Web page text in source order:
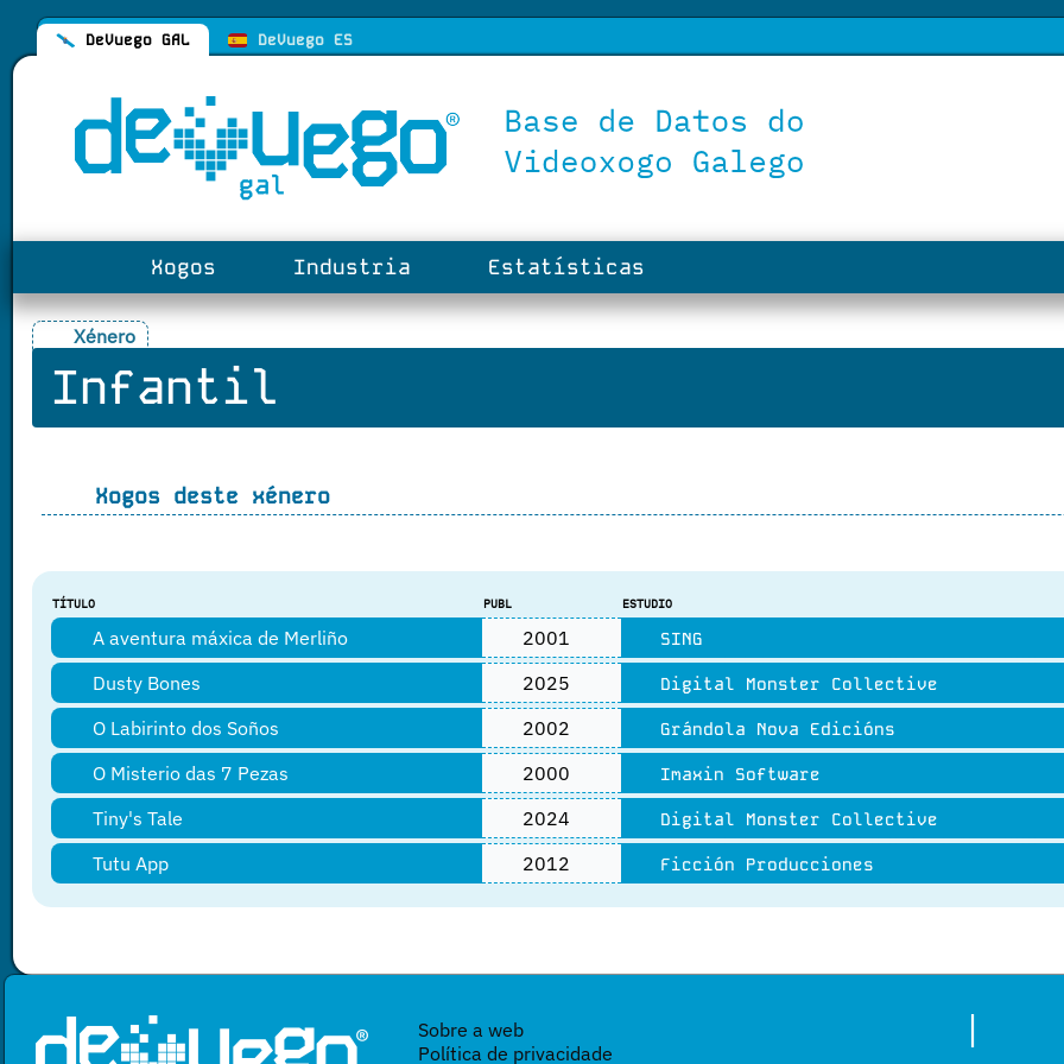
DeVuego GAL DeVuego ES
Xogos Industria Estatísticas
Xénero
Infantil
Xogos deste xénero
TÍTULO PUBL ESTUDIO
A aventura máxica de Merliño 2001 SING
Dusty Bones 2025 Digital Monster Collective
O Labirinto dos Soños 2002 Grándola Nova Edicións
O Misterio das 7 Pezas 2000 Imaxin Software
Tiny's Tale 2024 Digital Monster Collective
Tutu App 2012 Ficción Producciones
|
Sobre a web
Política de privacidade